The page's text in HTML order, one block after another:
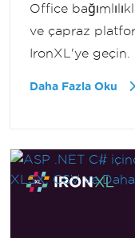
Office
ve çapraz
IronXL'ye geçin.
Daha Fazla Oku